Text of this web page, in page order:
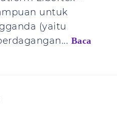
untuk
(yaitu
Baca